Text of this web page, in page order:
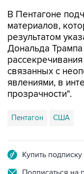
результатом
Дональда
связанных с
явлениями, в
прозрачности".
Пентагон США
Подписаться на
Получать